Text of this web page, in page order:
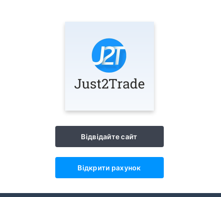
Відвідайте сайт
Відкрити рахунок